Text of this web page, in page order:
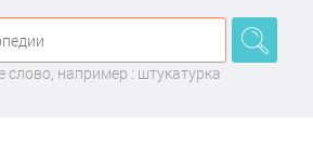
О компании
слово, например : штукатурка